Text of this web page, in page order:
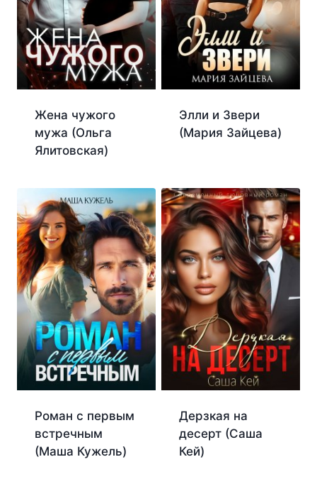
Жена чужого
мужа (Ольга
Ялитовская)
Элли и Звери
(Мария Зайцева)
Роман с первым
встречным
(Маша Кужель)
Дерзкая на
десерт (Саша
Кей)